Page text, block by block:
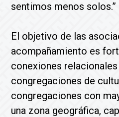
sentimos menos solos.”
El objetivo de las
acompañamiento es
conexiones
congregaciones de
congregaciones con
una zona geográfica,